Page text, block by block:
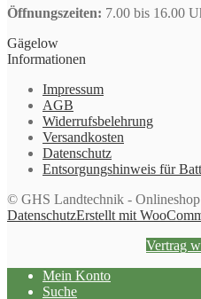
Öffnungszeiten: 7.00 bis 16.00
Gägelow
Informationen
Impressum
AGB
Widerrufsbelehrung
Versandkosten
Datenschutz
Entsorgungshinweis für
© GHS Landtechnik -
DatenschutzErstellt mit
Vertrag
Mein Konto
Suche